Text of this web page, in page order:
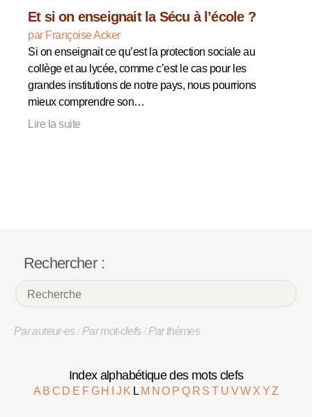
Et si on enseignait la Sécu à l’école ?
par Françoise Acker
Si on enseignait ce qu’est la protection sociale au
collège et au lycée, comme c’est le cas pour les
grandes institutions de notre pays, nous pourrions
mieux comprendre son…
Lire la suite
Rechercher :
Par auteur·es/Par mot-clefs/Par thèmes
Index alphabétique des mots clefs
A B C D E F G H J K L M NO P Q R ST U VW X YZ